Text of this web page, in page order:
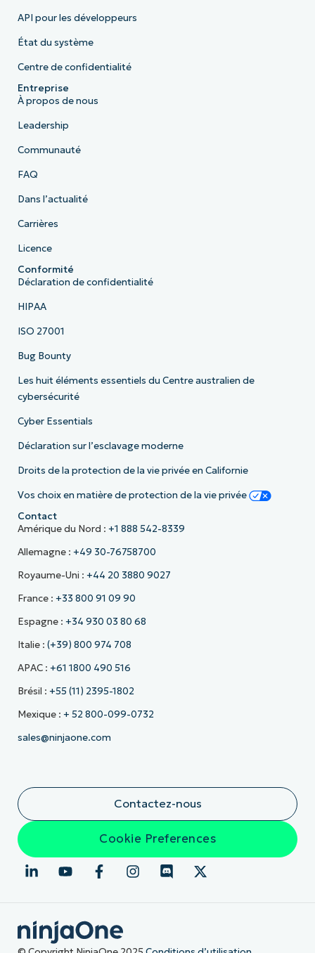
API pour les développeurs
État du système
Centre de confidentialité
Entreprise
À propos de nous
Leadership
Communauté
FAQ
Dans l’actualité
Carrières
Licence
Conformité
Déclaration de confidentialité
HIPAA
ISO 27001
Bug Bounty
Les huit éléments essentiels du Centre australien de
cybersécurité
Cyber Essentials
Déclaration sur l’esclavage moderne
Droits de la protection de la vie privée en Californie
Vos choix en matière de protection de la vie privée
Contact
Amérique du Nord : +1 888 542-8339
Allemagne : +49 30-76758700
Royaume-Uni : +44 20 3880 9027
France : +33 800 91 09 90
Espagne : +34 930 03 80 68
Italie : (+39) 800 974 708
APAC : +61 1800 490 516
Brésil : +55 (11) 2395-1802
Mexique : + 52 800-099-0732
sales@ninjaone.com
Contactez-nous
Cookie Preferences